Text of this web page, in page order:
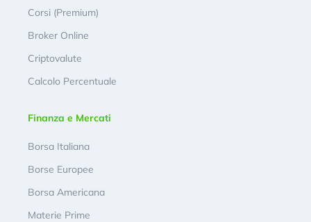
Corsi (Premium)
Broker Online
Criptovalute
Calcolo Percentuale
Finanza e Mercati
Borsa Italiana
Borse Europee
Borsa Americana
Materie Prime